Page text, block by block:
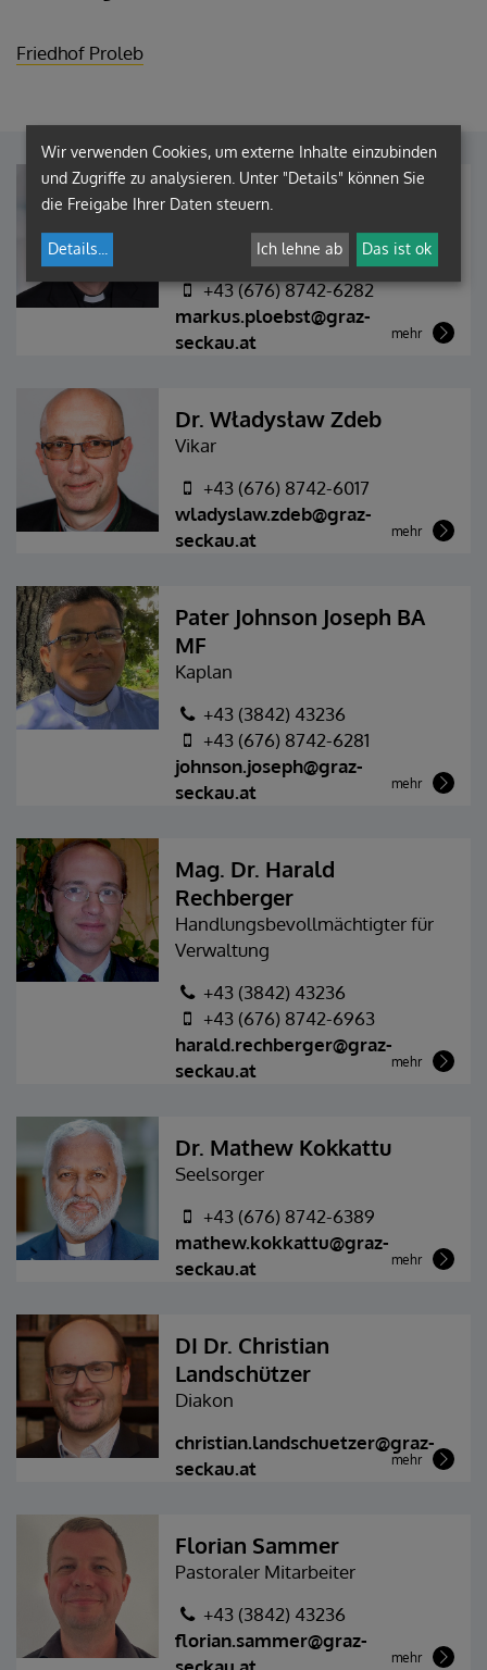
Friedhof Proleb
Msgr. Dr. Markus J. Plöbst
+43 (3842) 43236
+43 (676) 8742-6282
markus.ploebst@graz-
seckau.at
mehr
Dr. Władysław Zdeb
Vikar
+43 (676) 8742-6017
wladyslaw.zdeb@graz-
seckau.at
mehr
Pater Johnson Joseph BA
MF
Kaplan
+43 (3842) 43236
+43 (676) 8742-6281
johnson.joseph@graz-
seckau.at
mehr
Mag. Dr. Harald
Rechberger
Handlungsbevollmächtigter für
Verwaltung
+43 (3842) 43236
+43 (676) 8742-6963
harald.rechberger@graz-
seckau.at
mehr
Dr. Mathew Kokkattu
Seelsorger
+43 (676) 8742-6389
mathew.kokkattu@graz-
seckau.at
mehr
DI Dr. Christian
Landschützer
Diakon
christian.landschuetzer@graz-
seckau.at
mehr
Florian Sammer
Pastoraler Mitarbeiter
+43 (3842) 43236
florian.sammer@graz-
mehr
Wir verwenden Cookies, um externe Inhalte einzubinden
und Zugriffe zu analysieren. Unter "Details" können Sie
die Freigabe Ihrer Daten steuern.
Details Ich lehne ab Das ist ok